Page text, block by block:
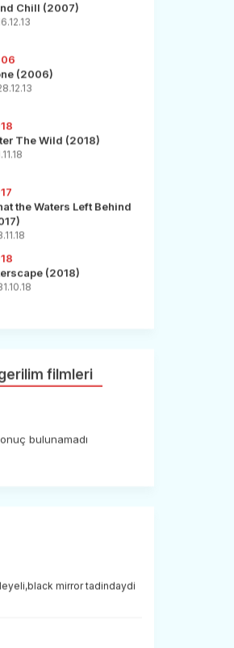
Chill (2007)
(2006)
The Wild (2018)
the Waters Left Behind
(2018)
filmleri
bulunamadı
mirror tadindaydi